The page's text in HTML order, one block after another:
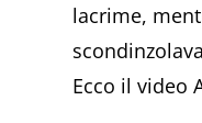
lacrime,
Ecco il video